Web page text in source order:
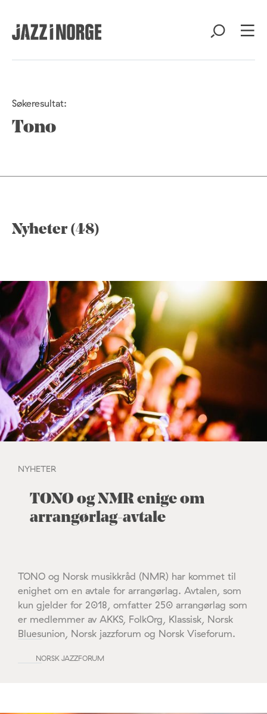
Søkeresultat:
Tono
Nyheter (48)
NYHETER
TONO og NMR enige om
arrangørlag-avtale
TONO og Norsk musikkråd (NMR) har kommet til
enighet om en avtale for arrangørlag. Avtalen, som
kun gjelder for 2018, omfatter 250 arrangørlag som
er medlemmer av AKKS, FolkOrg, Klassisk, Norsk
Bluesunion, Norsk jazzforum og Norsk Viseforum.
NORSK JAZZFORUM